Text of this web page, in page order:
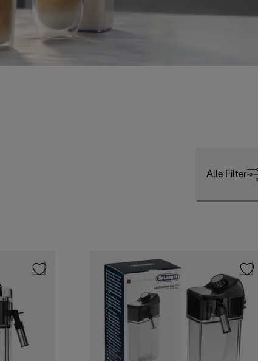
Alle Filter